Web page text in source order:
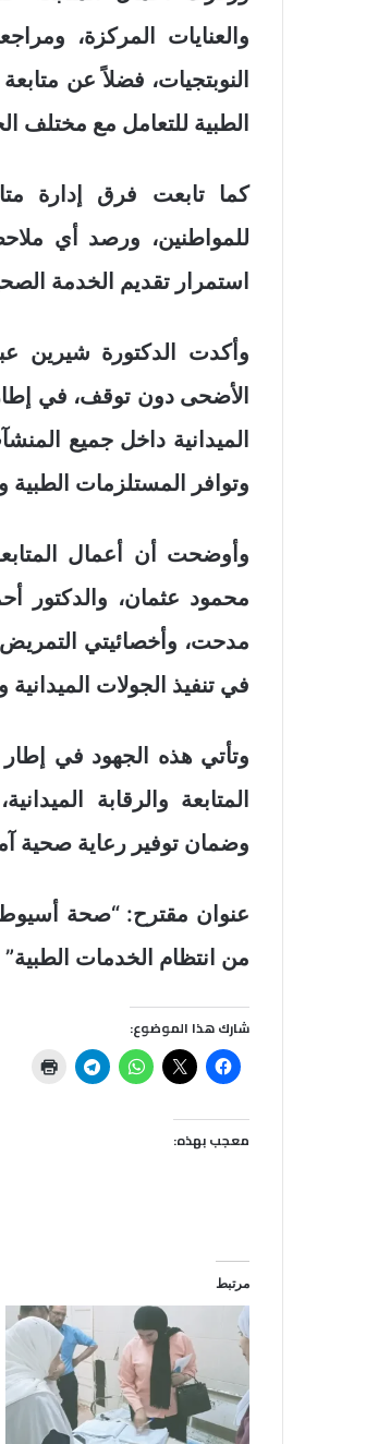
والعنايات المركزة،
النوبتجيات، فضلاً عن
الطبية للتعامل مع مختلف
كما تابعت فرق إدارة
للمواطنين، ورصد أي
استمرار تقديم الخدمة
وأكدت الدكتورة شيرين
الأضحى دون توقف، في
الميدانية داخل جميع
وتوافر المستلزمات الطبية
وأوضحت أن أعمال
محمود عثمان، والدكتور
مدحت، وأخصائيتي
في تنفيذ الجولات
وتأتي هذه الجهود في
المتابعة والرقابة
وضمان توفير رعاية صحية
عنوان مقترح: “صحة أسيوط
من انتظام الخدمات الطبية”
شارك هذا الموضوع:
معجب بهذه:
مرتبط